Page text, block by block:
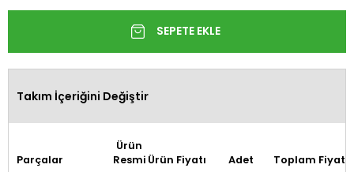
Takım İçeriğini Değiştir
Parçalar
Ürün
Resmi Ürün Fiyatı Adet Toplam Fiyat